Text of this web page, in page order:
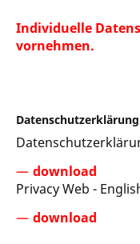
Individuelle
vornehmen.
download
Privacy Web -
download